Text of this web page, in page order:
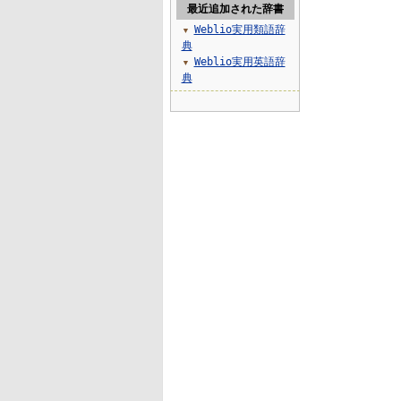
最近追加された辞書
▼
Weblio実用類語辞
典
▼
Weblio実用英語辞
典